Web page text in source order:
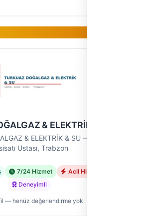
& ELEKTRİK & SU
& ELEKTRİK & SU — Klima
Ustası, Trabzon
7/24 Hizmet
Acil Hizmet
Deneyimli
— henüz değerlendirme yok